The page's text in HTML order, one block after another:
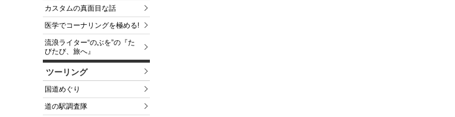
カスタムの真面目な話
医学でコーナリングを極める!
流浪ライター“のぶを”の『た
びたび、旅へ』
ツーリング
国道めぐり
道の駅調査隊